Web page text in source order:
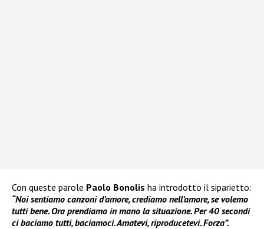
Con queste parole Paolo Bonolis ha introdotto il siparietto:
“Noi sentiamo canzoni d’amore, crediamo nell’amore, se volemo
tutti bene. Ora prendiamo in mano la situazione. Per 40 secondi
ci baciamo tutti, baciamoci. Amatevi, riproducetevi. Forza”.